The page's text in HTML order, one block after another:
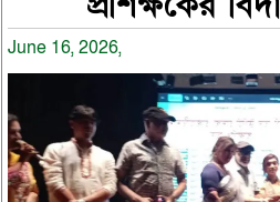
June 16, 2026,